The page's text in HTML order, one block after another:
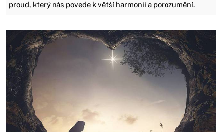
proud, který nás povede k větší harmonii a porozumění.